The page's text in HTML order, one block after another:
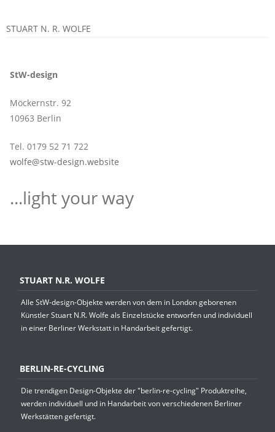
STUART N. R. WOLFE
StW-design
Möckernstr. 92
10963 Berlin
Tel. 0179 52 71 722
wolfe@stw-design.website
...light your way
STUART N.R. WOLFE
Alle StW-design-Objekte werden von dem in London geborenen
Künstler Stuart N.R. Wolfe als Einzelstücke entworfen und individuell
in einer Berliner Werkstatt in Handarbeit gefertigt.
BERLIN-RE-CYCLING
Die trendigen Design-Objekte der "berlin-re-cycling" Produktreihe,
werden individuell und in Handarbeit von verschiedenen Berliner
Werkstätten gefertigt.